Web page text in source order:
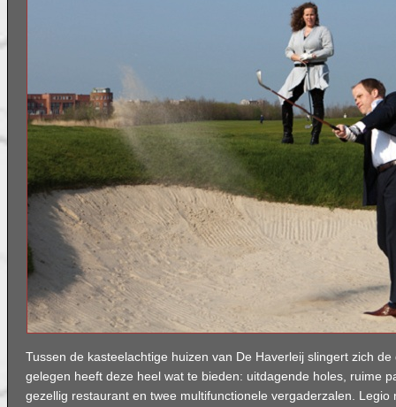
Tussen de kasteelachtige huizen van De Haverleij slingert zich
gelegen heeft deze heel wat te bieden: uitdagende holes, ruime
gezellig restaurant en twee multifunctionele vergaderzalen. Legio